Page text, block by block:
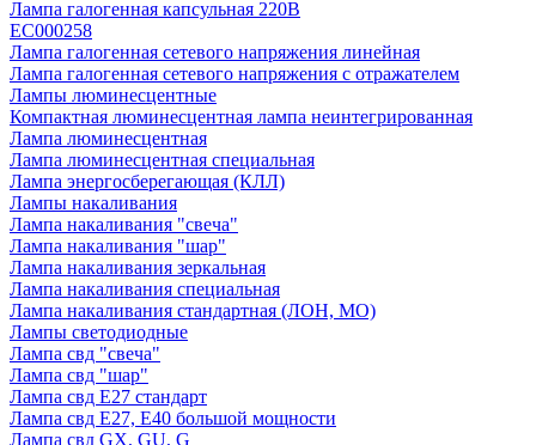
Лампа галогенная капсульная 220В
EC000258
Лампа галогенная сетевого напряжения линейная
Лампа галогенная сетевого напряжения с отражателем
Лампы люминесцентные
Компактная люминесцентная лампа неинтегрированная
Лампа люминесцентная
Лампа люминесцентная специальная
Лампа энергосберегающая (КЛЛ)
Лампы накаливания
Лампа накаливания "свеча"
Лампа накаливания "шар"
Лампа накаливания зеркальная
Лампа накаливания специальная
Лампа накаливания стандартная (ЛОН, МО)
Лампы светодиодные
Лампа свд "свеча"
Лампа свд "шар"
Лампа свд E27 стандарт
Лампа свд E27, Е40 большой мощности
Лампа свд GX, GU, G